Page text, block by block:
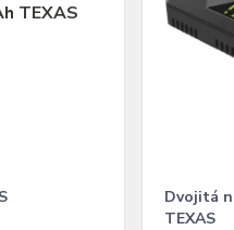
Dvojitá
TEXAS